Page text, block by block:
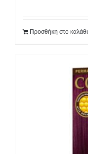
Προσθήκη στο καλάθι